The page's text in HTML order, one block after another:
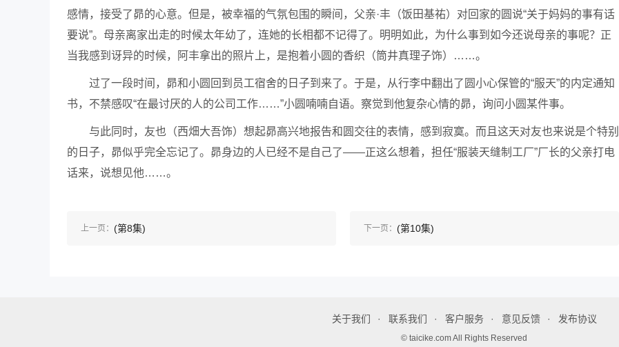
感情，接受了昴的心意。但是，被幸福的气氛包围的瞬间，父亲·丰（饭田基祐）对回家的圆说“关于妈妈的事有话
要说”。母亲离家出走的时候太年幼了，连她的长相都不记得了。明明如此，为什么事到如今还说母亲的事呢？正
当我感到讶异的时候，阿丰拿出的照片上，是抱着小圆的香织（筒井真理子饰）……。
过了一段时间，昴和小圆回到员工宿舍的日子到来了。于是，从行李中翻出了圆小心保管的“服天”的内定通知
书，不禁感叹“在最讨厌的人的公司工作……”小圆喃喃自语。察觉到他复杂心情的昴，询问小圆某件事。
与此同时，友也（西畑大吾饰）想起昴高兴地报告和圆交往的表情，感到寂寞。而且这天对友也来说是个特别
的日子，昴似乎完全忘记了。昴身边的人已经不是自己了——正这么想着，担任“服装天缝制工厂”厂长的父亲打电
话来，说想见他……。
上一页： (第8集) 下一页： (第10集)
关于我们 联系我们 客户服务 意见反馈 发布协议
© taicike.com All Rights Reserved